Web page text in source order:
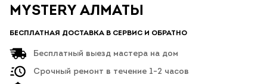
MYSTERY АЛМАТЫ
БЕСПЛАТНАЯ ДОСТАВКА В СЕРВИС И ОБРАТНО
Бесплатный выезд мастера на дом
Срочный ремонт в течение 1-2 часов